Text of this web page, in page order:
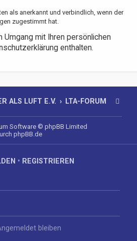
als anerkannt und verbindlich, wenn der
zugestimmt hat.
Umgang mit Ihren persönlichen
enthalten.
ALS LUFT E.V. LTA-FORUM
Software © phpBB Limited
phpBB.de
• REGISTRIEREN
bleiben